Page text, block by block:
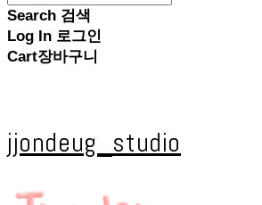
Search 검색
Log In 로그인
Cart장바구니
jjondeug_studio